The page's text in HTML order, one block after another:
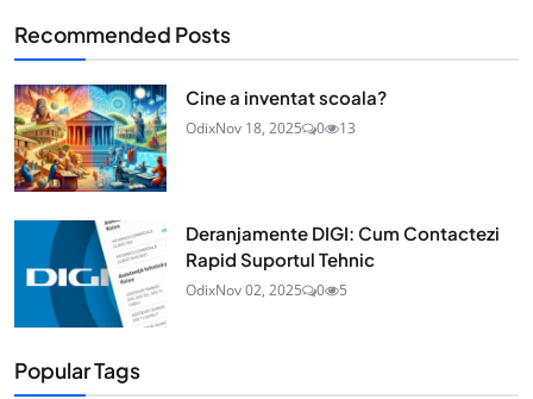
Recommended Posts
Cine a inventat scoala?
OdixNov 18, 2025 0 13
Deranjamente DIGI: Cum Contactezi
Rapid Suportul Tehnic
OdixNov 02, 2025 0 5
Popular Tags